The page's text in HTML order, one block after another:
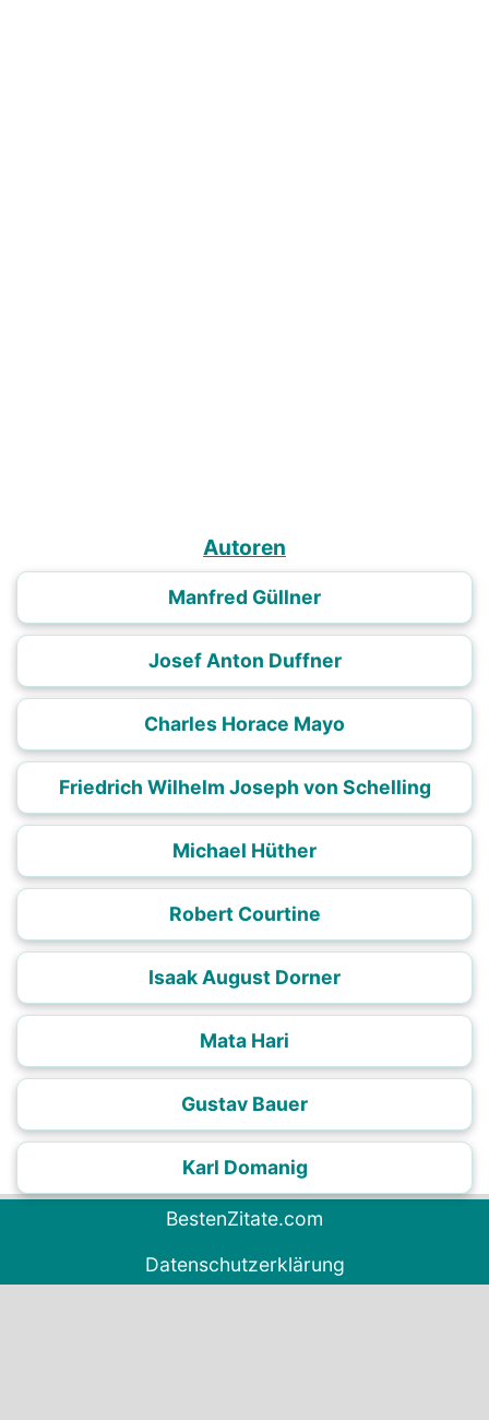
Autoren
Manfred Güllner
Josef Anton Duffner
Charles Horace Mayo
Friedrich Wilhelm Joseph von Schelling
Michael Hüther
Robert Courtine
Isaak August Dorner
Mata Hari
Gustav Bauer
Karl Domanig
BestenZitate.com
Datenschutzerklärung